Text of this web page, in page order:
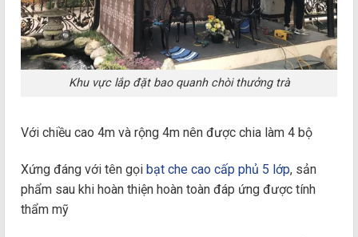
Khu vực lắp đặt bao quanh chòi thưởng trà
Với chiều cao 4m và rộng 4m nên được chia làm 4 bộ
Xứng đáng với tên gọi bạt che cao cấp phủ 5 lớp, sản
phẩm sau khi hoàn thiện hoàn toàn đáp ứng được tính
thẩm mỹ